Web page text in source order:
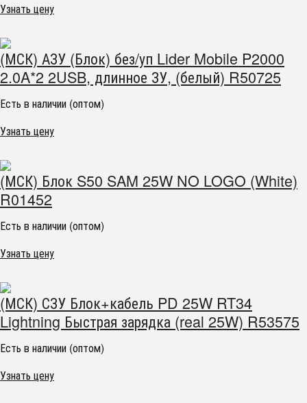
Узнать цену
(МСК) АЗУ (Блок) без/уп Lider Mobile P2000
2.0A*2 2USB, длинное ЗУ, (белый) R50725
Есть в наличии (оптом)
Узнать цену
(МСК) Блок S50 SAM 25W NO LOGO (White)
R01452
Есть в наличии (оптом)
Узнать цену
(МСК) СЗУ Блок+кабель PD 25W RT34
Lightning Быстрая зарядка (real 25W) R53575
Есть в наличии (оптом)
Узнать цену